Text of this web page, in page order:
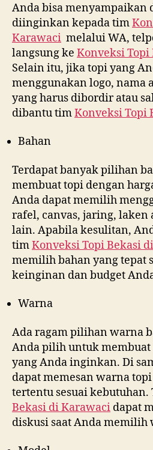
Anda bisa menyampaikan
diinginkan kepada tim
Karawaci melalui WA,
langsung ke Konveksi Topi
Selain itu, jika topi yang
menggunakan logo, nama
yang harus dibordir atau
dibantu timKonveksi Topi
Bahan
Terdapat banyak pilihan
membuat topi dengan
Anda dapat memilih
rafel, canvas, jaring, laken
lain. Apabila kesulitan,
timKonveksi Topi Bekasi di
memilih bahan yang tepat
keinginan dan budget
Warna
Ada ragam pilihan warna
Anda pilih untuk membuat
yang Anda inginkan. Di
dapat memesan warna
tertentu sesuai kebutuhan.
Bekasi diKarawaci dapat
diskusi saat Anda memilih